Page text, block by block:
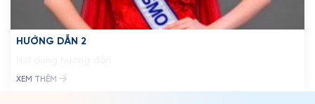
HƯỚNG DẪN 2
XEM THÊM